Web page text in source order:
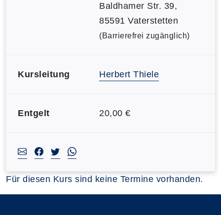
Baldhamer Str. 39,
85591 Vaterstetten
(Barrierefrei zugänglich)
Kursleitung Herbert Thiele
Entgelt 20,00 €
Für diesen Kurs sind keine Termine vorhanden.